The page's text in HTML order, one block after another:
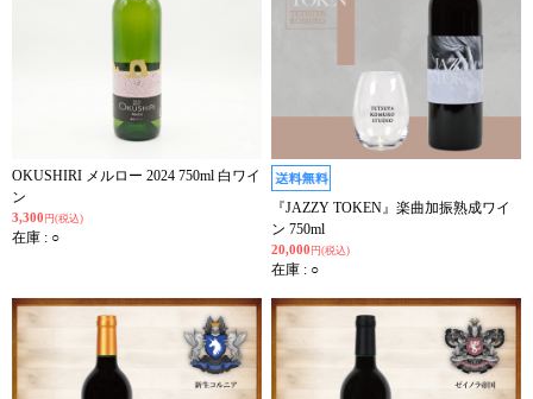
OKUSHIRI メルロー 2024 750ml 白ワイ
ン
3,300 円(税込)
在庫 : ○
『JAZZY TOKEN』楽曲加振熟成ワイ
ン 750ml
20,000 円(税込)
在庫 : ○